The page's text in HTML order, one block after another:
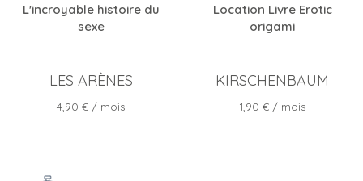
L'incroyable histoire du
sexe
LES ARÈNES
Prix
4,90 € / mois
Location Livre Erotic
origami
KIRSCHENBAUM
Prix
1,90 €/ mois